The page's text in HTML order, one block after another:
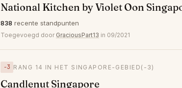
National Kitchen by Violet Oon
838 recente standpunten
Toegevoegd door GraciousPart13 in 09/2021
−3 RANG 14 IN HET SINGAPORE-GEBIED (-3)
Candlenut Singapore